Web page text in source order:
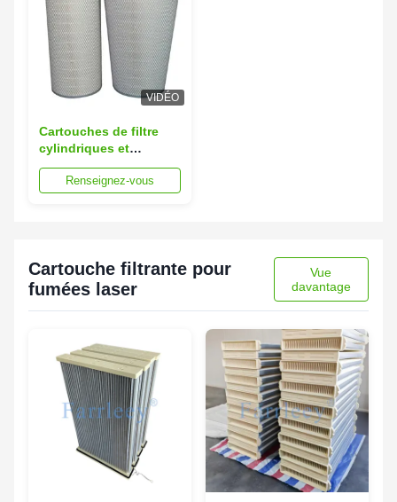
VIDÉO
Cartouches de filtre
cylindriques et
coniques dans les
systèmes de filtration
Renseignez-vous
Cartouche filtrante pour
fumées laser
Vue
davantage